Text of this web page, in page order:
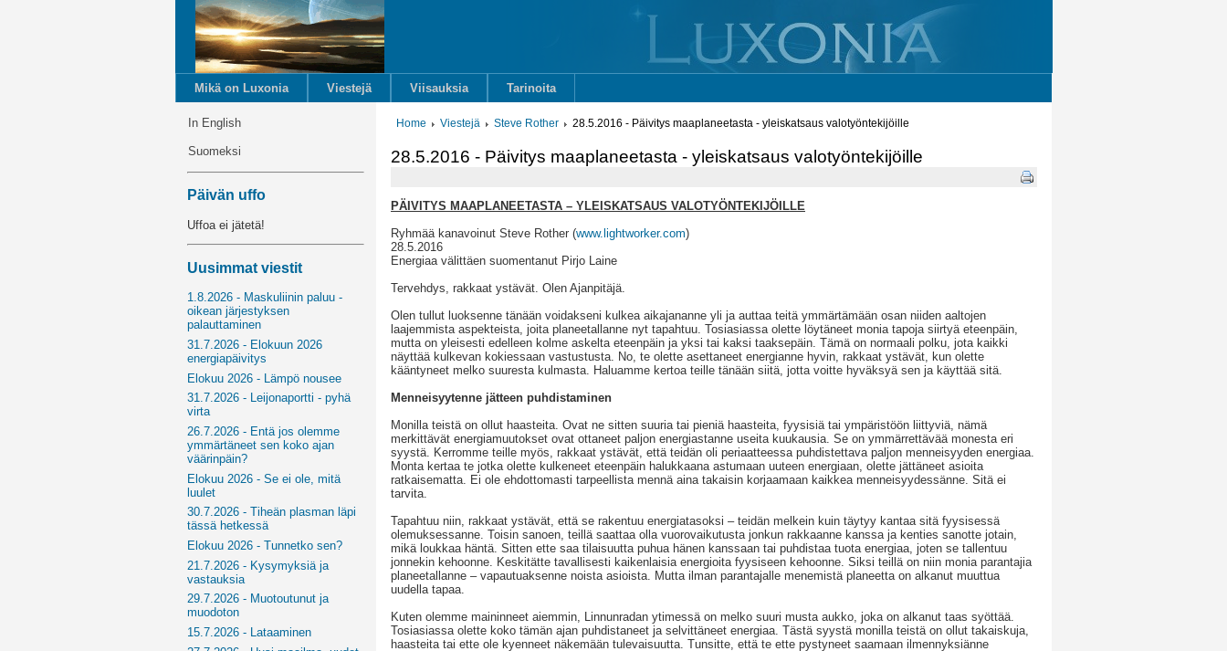
Mikä on Luxonia Viestejä Viisauksia Tarinoita
In English
Suomeksi
Päivän uffo
Uffoa ei jätetä!
Uusimmat viestit
1.8.2026 - Maskuliinin paluu -
oikean järjestyksen
palauttaminen
31.7.2026 - Elokuun 2026
energiapäivitys
Elokuu 2026 - Lämpö nousee
31.7.2026 - Leijonaportti - pyhä
virta
26.7.2026 - Entä jos olemme
ymmärtäneet sen koko ajan
väärinpäin?
Elokuu 2026 - Se ei ole, mitä
luulet
30.7.2026 - Tiheän plasman läpi
tässä hetkessä
Elokuu 2026 - Tunnetko sen?
21.7.2026 - Kysymyksiä ja
vastauksia
29.7.2026 - Muotoutunut ja
muodoton
15.7.2026 - Lataaminen
Home Viestejä Steve Rother 28.5.2016 - Päivitys maaplaneetasta - yleiskatsaus valotyöntekijöille
28.5.2016 - Päivitys maaplaneetasta - yleiskatsaus valotyöntekijöille
PÄIVITYS MAAPLANEETASTA – YLEISKATSAUS VALOTYÖNTEKIJÖILLE
Ryhmää kanavoinut Steve Rother (www.lightworker.com)
28.5.2016
Energiaa välittäen suomentanut Pirjo Laine
Tervehdys, rakkaat ystävät. Olen Ajanpitäjä.
Olen tullut luoksenne tänään voidakseni kulkea aikajananne yli ja auttaa teitä ymmärtämään osan niiden aaltojen
laajemmista aspekteista, joita planeetallanne nyt tapahtuu. Tosiasiassa olette löytäneet monia tapoja siirtyä eteenpäin,
mutta on yleisesti edelleen kolme askelta eteenpäin ja yksi tai kaksi taaksepäin. Tämä on normaali polku, jota kaikki
näyttää kulkevan kokiessaan vastustusta. No, te olette asettaneet energianne hyvin, rakkaat ystävät, kun olette
kääntyneet melko suuresta kulmasta. Haluamme kertoa teille tänään siitä, jotta voitte hyväksyä sen ja käyttää sitä.
Menneisyytenne jätteen puhdistaminen
Monilla teistä on ollut haasteita. Ovat ne sitten suuria tai pieniä haasteita, fyysisiä tai ympäristöön liittyviä, nämä
merkittävät energiamuutokset ovat ottaneet paljon energiastanne useita kuukausia. Se on ymmärrettävää monesta eri
syystä. Kerromme teille myös, rakkaat ystävät, että teidän oli periaatteessa puhdistettava paljon menneisyyden energiaa.
Monta kertaa te jotka olette kulkeneet eteenpäin halukkaana astumaan uuteen energiaan, olette jättäneet asioita
ratkaisematta. Ei ole ehdottomasti tarpeellista mennä aina takaisin korjaamaan kaikkea menneisyydessänne. Sitä ei
tarvita.
Tapahtuu niin, rakkaat ystävät, että se rakentuu energiatasoksi – teidän melkein kuin täytyy kantaa sitä fyysisessä
olemuksessanne. Toisin sanoen, teillä saattaa olla vuorovaikutusta jonkun rakkaanne kanssa ja kenties sanotte jotain,
mikä loukkaa häntä. Sitten ette saa tilaisuutta puhua hänen kanssaan tai puhdistaa tuota energiaa, joten se tallentuu
jonnekin kehoonne. Keskitätte tavallisesti kaikenlaisia energioita fyysiseen kehoonne. Siksi teillä on niin monia parantajia
planeetallanne – vapautuaksenne noista asioista. Mutta ilman parantajalle menemistä planeetta on alkanut muuttua
uudella tapaa.
Kuten olemme maininneet aiemmin, Linnunradan ytimessä on melko suuri musta aukko, joka on alkanut taas syöttää.
Tosiasiassa olette koko tämän ajan puhdistaneet ja selvittäneet energiaa. Tästä syystä monilla teistä on ollut takaiskuja,
haasteita tai ette ole kyenneet näkemään tulevaisuutta. Tunsitte, että te ette pystyneet saamaan ilmennyksiänne